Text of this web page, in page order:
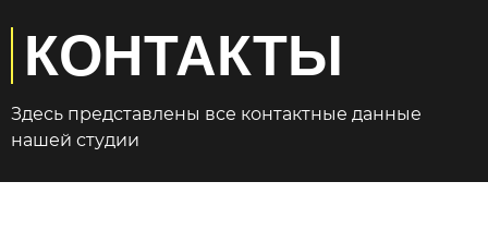
КОНТАКТЫ
Здесь представлены все контактные данные
нашей студии